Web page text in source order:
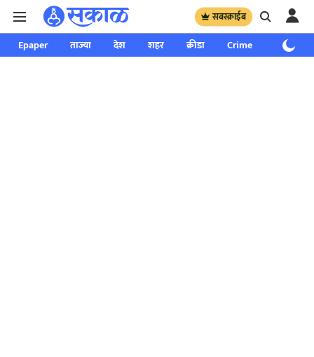
सबस्क्राईब
Epaper ताज्या देश शहर क्रीडा Crime साप्ताहिक